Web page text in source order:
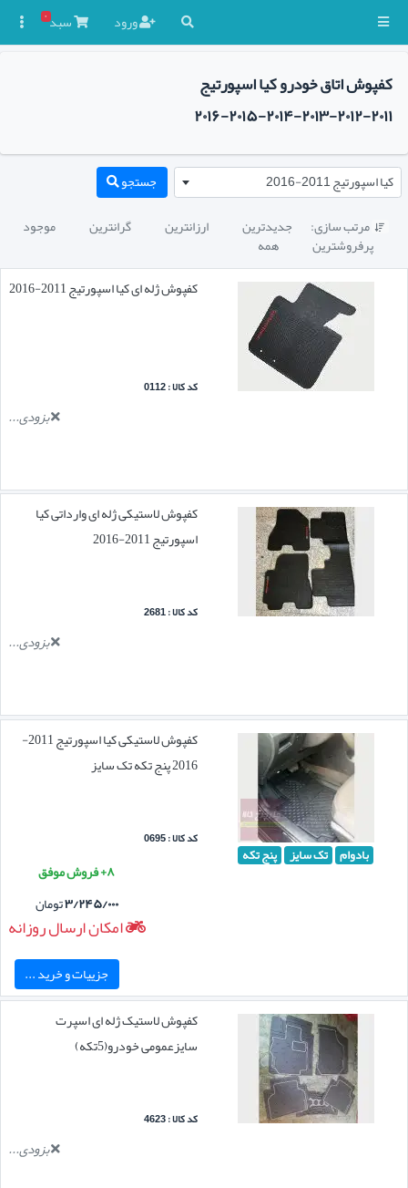
ورود سبد۰
کفپوش اتاق خودرو کیا اسپورتیج
۲۰۱۱-۲۰۱۲-۲۰۱۳-۲۰۱۴-۲۰۱۵-۲۰۱۶
کیا اسپورتیج 2011-2016 جستجو
 مرتب سازی: جدیدترین ارزانترین گرانترین موجود
پرفروشترین
همه
کفپوش ژله ای کیا اسپورتیج 2011-2016
کد کالا : 0112
بزودی...
کفپوش لاستیکی ژله ای وارداتی کیا
اسپورتیج 2011-2016
کد کالا : 2681
بزودی...
بادوام تک سایز پنج تکه
کفپوش لاستیکی کیا اسپورتیج 2011-
2016 پنج تکه تک سایز
کد کالا : 0695
۸+ فروش موفق
۳/۲۴۵/۰۰۰تومان
امکان ارسال روزانه
جزییات و خرید ...
کفپوش لاستیک ژله ای اسپرت
سایزعمومی خودرو(5تکه)
کد کالا : 4623
بزودی...